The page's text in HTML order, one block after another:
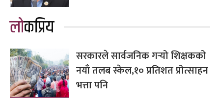
लोकप्रिय
सरकारले सार्वजनिक गर्‍यो शिक्षकको
नयाँ तलब स्केल,१० प्रतिशत प्रोत्साहन
भत्ता पनि